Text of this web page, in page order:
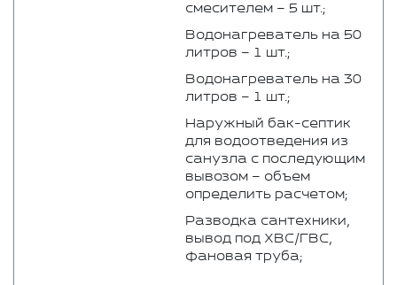
смесителем – 5 шт.;
Водонагреватель на 50
литров – 1 шт.;
Водонагреватель на 30
литров – 1 шт.;
Наружный бак-септик
для водоотведения из
санузла с последующим
вывозом – объем
определить расчетом;
Разводка сантехники,
вывод под ХВС/ГВС,
фановая труба;